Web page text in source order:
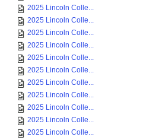
2025 Lincoln Colle...
2025 Lincoln Colle...
2025 Lincoln Colle...
2025 Lincoln Colle...
2025 Lincoln Colle...
2025 Lincoln Colle...
2025 Lincoln Colle...
2025 Lincoln Colle...
2025 Lincoln Colle...
2025 Lincoln Colle...
2025 Lincoln Colle...